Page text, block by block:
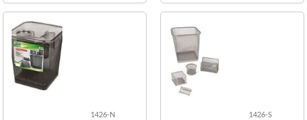
1426-N 1426-S